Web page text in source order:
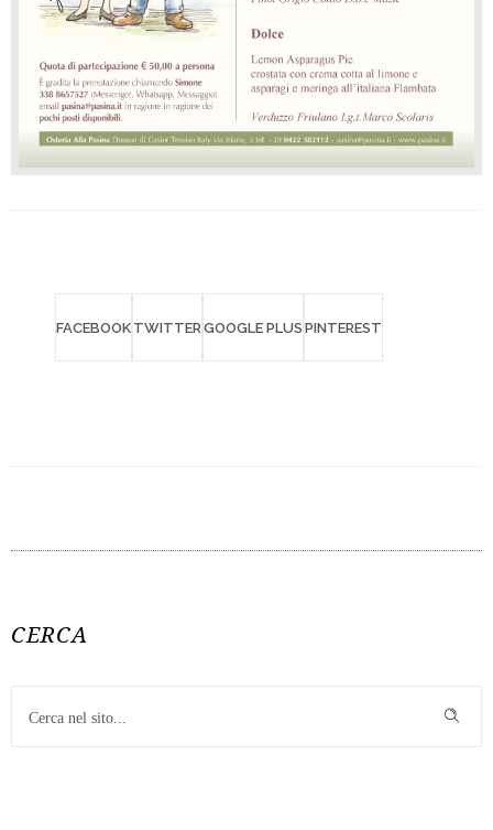
FACEBOOK TWITTER GOOGLE PLUS PINTEREST
CERCA
pubblicità
SEGUICI SU FACEBOOK